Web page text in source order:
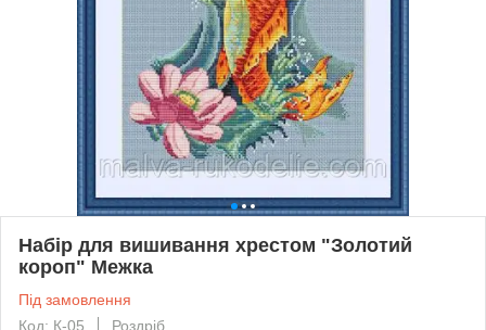
Набір для вишивання хрестом "Золотий
короп" Межка
Під замовлення
Код: К-05
Роздріб